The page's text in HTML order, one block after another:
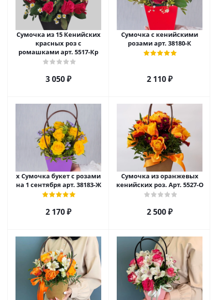
Сумочка из 15 Кенийских
красных роз с
ромашками арт. 5517-Кр
3 050₽
Сумочка с кенийскими
розами арт. 38180-К
2 110₽
х Сумочка букет с розами
на 1 сентября арт. 38183-Ж
2 170₽
Сумочка из оранжевых
кенийских роз. Арт. 5527-О
2 500₽